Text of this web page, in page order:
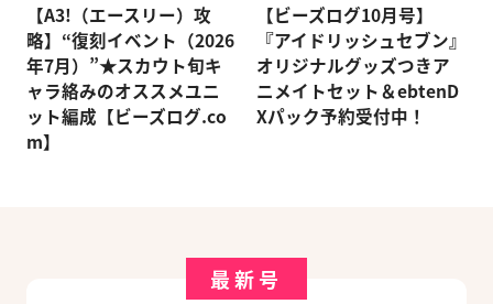
【A3!（エースリー）攻
略】“復刻イベント（2026
年7月）”★スカウト旬キ
ャラ絡みのオススメユニ
ット編成【ビーズログ.co
m】
【ビーズログ10月号】
『アイドリッシュセブン』
オリジナルグッズつきア
ニメイトセット＆ebtenD
Xパック予約受付中！
最新号